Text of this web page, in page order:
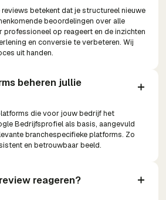
betekent dat je structureel nieuwe
beoordelingen over alle
op reageert en de inzichten
en conversie te verbeteren. Wij
uit handen.
beheren jullie
die voor jouw bedrijf het
Bedrijfsprofiel als basis, aangevuld
branchespecifieke platforms. Zo
en betrouwbaar beeld.
reageren?